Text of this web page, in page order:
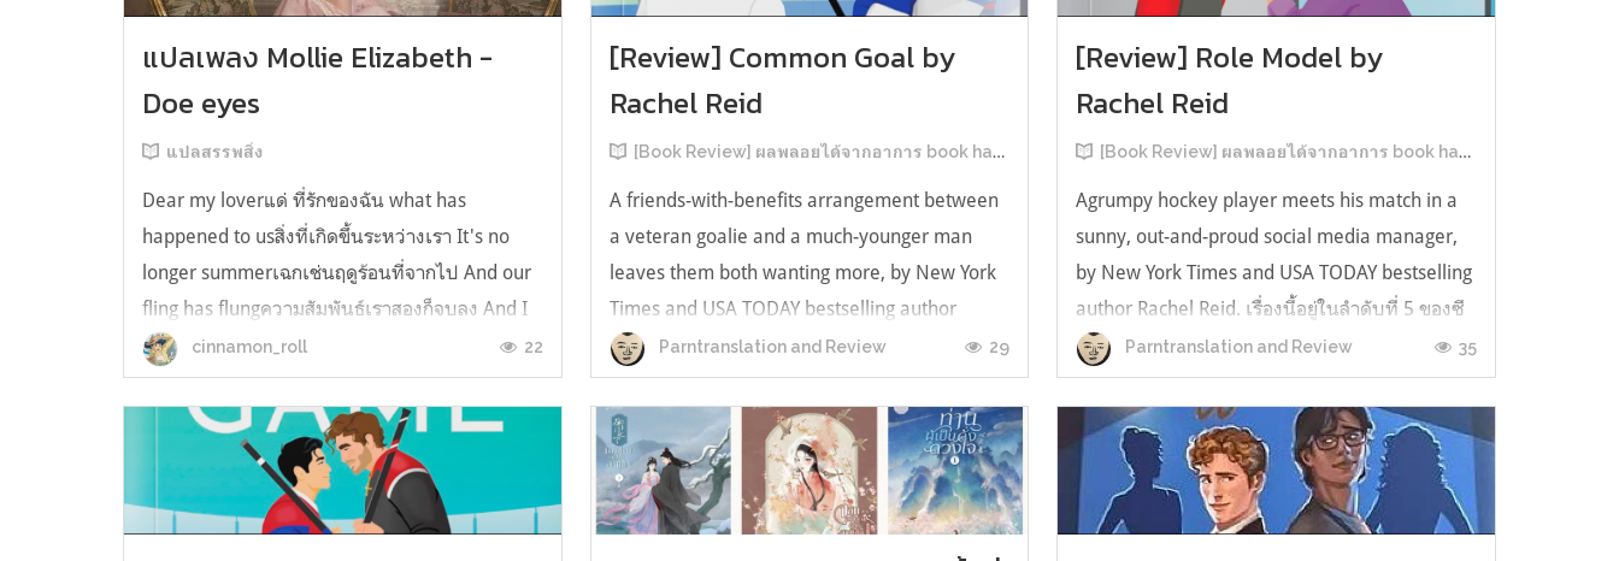
แปลเพลง Mollie Elizabeth -
Doe eyes
แปลสรรพสิ่ง
Dear my loverแด่ ที่รักของฉัน what has
happened to usสิ่งที่เกิดขึ้นระหว่างเรา It's no
longer summerเฉกเช่นฤดูร้อนที่จากไป And our
fling has flungความสัมพันธ์เราสองก็จบลง And I
still spin your recordsแต่ฉันยังเล่นเพลงโปรดของ
คุณบนแผ่นเสียงไวนิล And You still feel like
homeในใจฉัน ตัวตนคุณก็ยังอบอ...
cinnamon_roll 22
[Review] Common Goal by
Rachel Reid
[Book Review] ผลพลอยได้จากอาการ book hangover หลังอ่านสารพัน MM Romance
A friends-with-benefits arrangement between
a veteran goalie and a much-younger man
leaves them both wanting more, by New York
Times and USA TODAY bestselling author
Rachel Reid. เป็นเรื่องลำดับที่ 4ในซีรีส์ Game
Changer และเป็นเล่มที่ 4 ที่เราหยิบมาอ่าน ใน
ที่สุดลำดับเรื่องกับลำดับที่หยิบอ่านก็ตรงกั...
Parntranslation and Review 29
[Review] Role Model by
Rachel Reid
[Book Review] ผลพลอยได้จากอาการ book hangover หลังอ่านสารพัน MM Romance
Agrumpy hockey player meets his match in a
sunny, out-and-proud social media manager,
by New York Times and USA TODAY bestselling
author Rachel Reid. เรื่องนี้อยู่ในลำดับที่ 5 ของซี
รีส์ Game Changer แต่เป็นเรื่องที่ 3 ที่เราหยิบมา
อ่าน เพราะเห็นว่าเป็นเรื่องในไทม์ไลน์เดียวกันกับ
TheLong Game ประกอบกั...
Parntranslation and Review 35